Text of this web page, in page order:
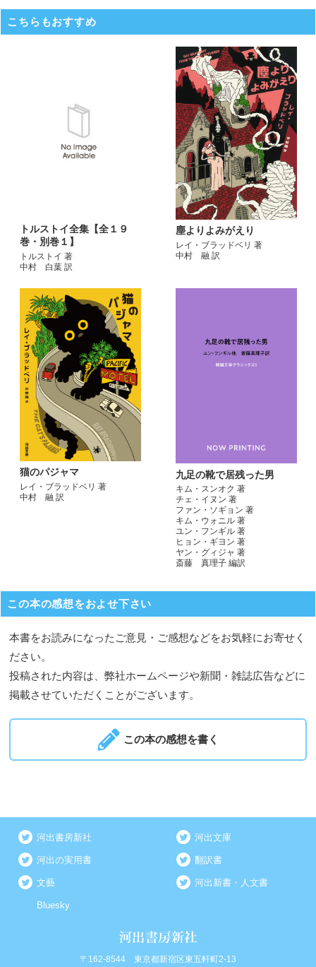
こちらもおすすめ
トルストイ全集【全１９
巻・別巻１】
トルストイ 著
中村 白葉 訳
塵よりよみがえり
レイ・ブラッドベリ 著
中村 融 訳
猫のパジャマ
レイ・ブラッドベリ 著
中村 融 訳
九足の靴で居残った男
キム・スンオク 著
チェ・イヌン 著
ファン・ソギョン 著
キム・ウォニル 著
ユン・フンギル 著
ヒョン・ギヨン 著
ヤン・グィジャ 著
斎藤 真理子 編訳
この本の感想をおよせ下さい
本書をお読みになったご意見・ご感想などをお気軽にお寄せく
ださい。
投稿された内容は、弊社ホームページや新聞・雑誌広告などに
掲載させていただくことがございます。
この本の感想を書く
河出書房新社 河出文庫
河出の実用書 翻訳書
文藝 河出新書・人文書
Bluesky
〒162-8544 東京都新宿区東五軒町2-13